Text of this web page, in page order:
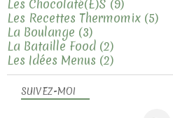
SUIVEZ-MOI
Les Chocolaté(e)s (9)
Les Recettes Thermomix (5)
La Boulange (3)
La Bataille Food (2)
Les Idées Menus (2)